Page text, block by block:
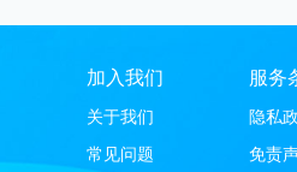
加入我们
关于我们
常见问题
服务
隐私
免责